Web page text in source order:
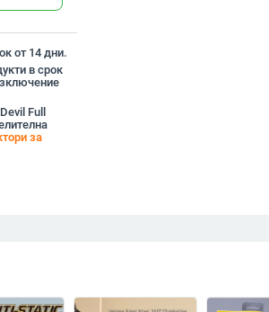
от 14 дни.
в срок
Full
за